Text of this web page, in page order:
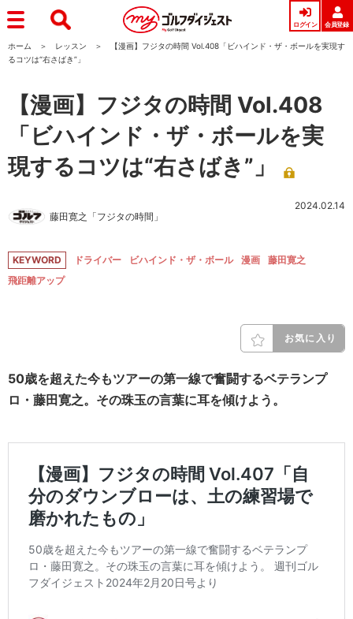
ログイン 会員登録
ホーム レッスン
【漫画】フジタの時間 Vol.408「ビハインド・ザ・ボールを実現す
るコツは“右さばき”」
【漫画】フジタの時間 Vol.408
「ビハインド・ザ・ボールを実
現するコツは“右さばき”」
藤田寛之「フジタの時間」
2024.02.14
KEYWORD ドライバー ビハインド・ザ・ボール 漫画
藤田寛之
飛距離アップ
お気に入り
50歳を超えた今もツアーの第一線で奮闘するベテランプ
ロ・藤田寛之。その珠玉の言葉に耳を傾けよう。